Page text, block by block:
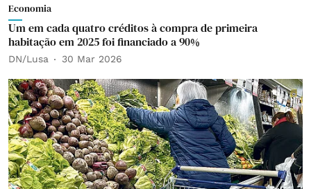
Economia
Um em cada quatro créditos à compra de primeira
habitação em 2025 foi financiado a 90%
DN/Lusa 30 Mar 2026